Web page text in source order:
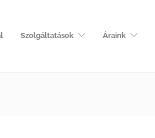
Szolgáltatások Áraink